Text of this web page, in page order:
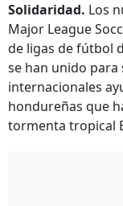
Solidaridad. Los
Major League
de ligas de fútbol
se han unido
internacionales
hondureñas que
tormenta tropical